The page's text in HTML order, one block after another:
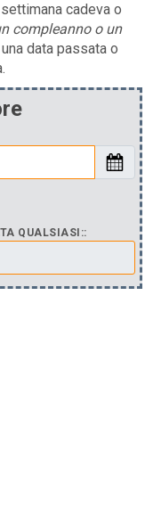
cadeva o
compleanno o un
data passata o
QUALSIASI::